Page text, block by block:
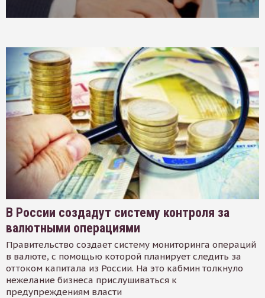
В России создадут систему контроля за
валютными операциями
Правительство создает систему мониторинга операций
в валюте, с помощью которой планирует следить за
оттоком капитала из России. На это кабмин толкнуло
нежелание бизнеса прислушиваться к
предупреждениям власти